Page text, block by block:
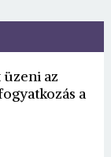
az
a